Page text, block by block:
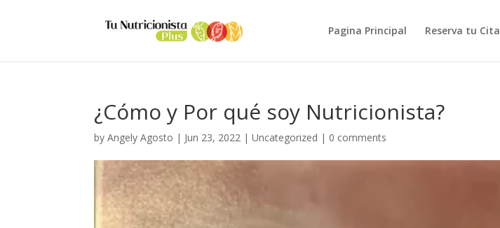
Pagina Principal Reserva tu Cita
¿Cómo y Por qué soy Nutricionista?
byAngely Agosto | Jun 23, 2022 |Uncategorized | 0 comments